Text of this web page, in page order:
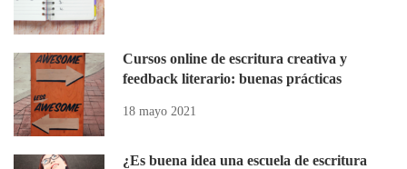
Cursos online de escritura creativa y
feedback literario: buenas prácticas
18 mayo 2021
¿Es buena idea una escuela de escritura